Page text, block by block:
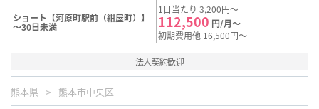
ショート【河原町駅前（紺屋町）】
～30日未満
1日当たり 3,200円～
112,500 円/月～
初期費用他 16,500円～
法人契約歓迎
熊本県 熊本市中央区